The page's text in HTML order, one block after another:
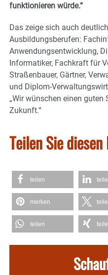
funktionieren würde.“
Das zeige sich auch
Ausbildungsberufen:
Anwendungsentwicklung,
Informatiker, Fachkraft für
Straßenbauer, Gärtner,
und Diplom-
„Wir wünschen einen guten
Zukunft.“
Teilen Sie
teilen
merken
teilen